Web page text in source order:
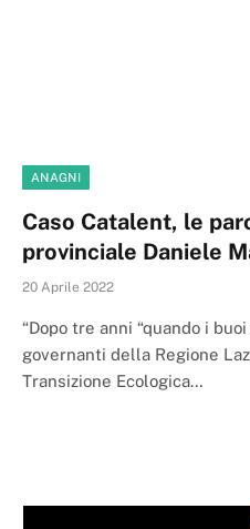
ANAGNI
Caso Catalent, le
provinciale Daniele
20 Aprile 2022
“Dopo tre anni “quando i
governanti della Regione
Transizione Ecologica…